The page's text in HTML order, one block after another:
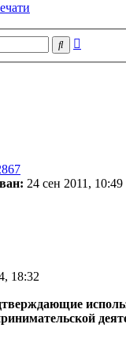
Поиск
24 сен 2011, 10:49
18:32